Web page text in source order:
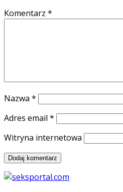
Komentarz *
Nazwa *
Adres email *
Witryna internetowa